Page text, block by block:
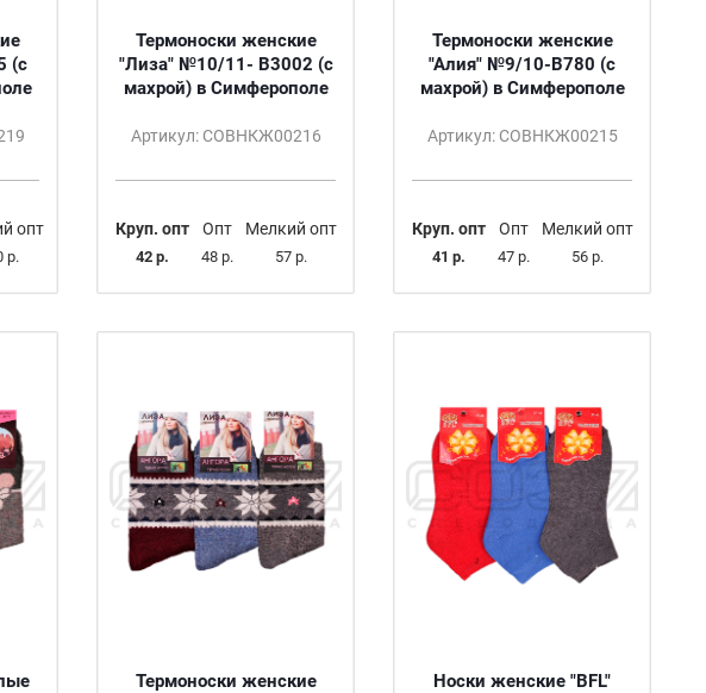
(с
опт
р.
Термоноски женские
"Лиза" №10/11- B3002 (с
махрой) в Симферополе
Артикул: СОВНКЖ00216
Круп. опт
42 р.
Опт
48 р.
Мелкий опт
57 р.
Термоноски женские
"Алия" №9/10-B780 (с
махрой) в Симферополе
Артикул: СОВНКЖ00215
Круп. опт
41 р.
Опт
47 р.
Мелкий опт
56 р.
Термоноски женские
Носки женские "BFL"